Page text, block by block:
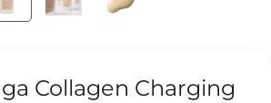
Collagen Charging